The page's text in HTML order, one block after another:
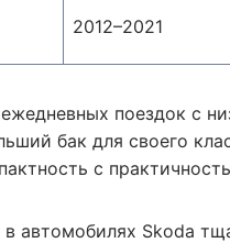
2012–2021
поездок с
бак для своего
с
автомобилях Skoda